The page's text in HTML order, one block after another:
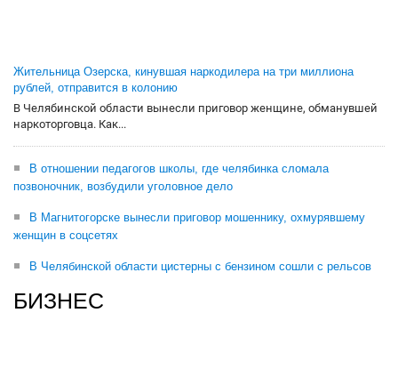
Жительница Озерска, кинувшая наркодилера на три миллиона
рублей, отправится в колонию
В Челябинской области вынесли приговор женщине, обманувшей
наркоторговца. Как...
В отношении педагогов школы, где челябинка сломала
позвоночник, возбудили уголовное дело
В Магнитогорске вынесли приговор мошеннику, охмурявшему
женщин в соцсетях
В Челябинской области цистерны с бензином сошли с рельсов
БИЗНЕС